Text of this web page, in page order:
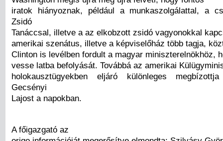
iratok hiányoznak, például a munkaszolgálattal, a
Zsidó
Tanáccsal, illetve a az elkobzott zsidó vagyonokkal
amerikai szenátus, illetve a képviselőház több tagja,
Clinton is levélben fordult a magyar miniszterelnökhöz,
vesse latba befolyását. Továbbá az amerikai
holokausztügyekben eljáró különleges
Gecsényi
Lajost a napokban.
A főigazgató az